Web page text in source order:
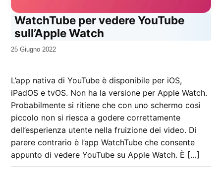
WatchTube per vedere YouTube
sull’Apple Watch
da
25 Giugno 2022
L’app nativa di YouTube è disponibile per iOS,
iPadOS e tvOS. Non ha la versione per Apple Watch.
Probabilmente si ritiene che con uno schermo così
piccolo non si riesca a godere correttamente
dell’esperienza utente nella fruizione dei video. Di
parere contrario è l’app WatchTube che consente
appunto di vedere YouTube su Apple Watch. È […]